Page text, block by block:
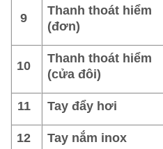
9
Thanh thoát hiểm
(đơn)
10
Thanh thoát hiểm
(cửa đôi)
11 Tay đẩy hơi
12 Tay nắm inox